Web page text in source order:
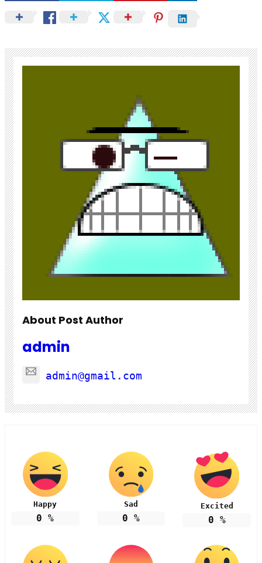
About Post Author
admin
admin@gmail.com
Happy
0 %
Sad
0 %
Excited
0 %